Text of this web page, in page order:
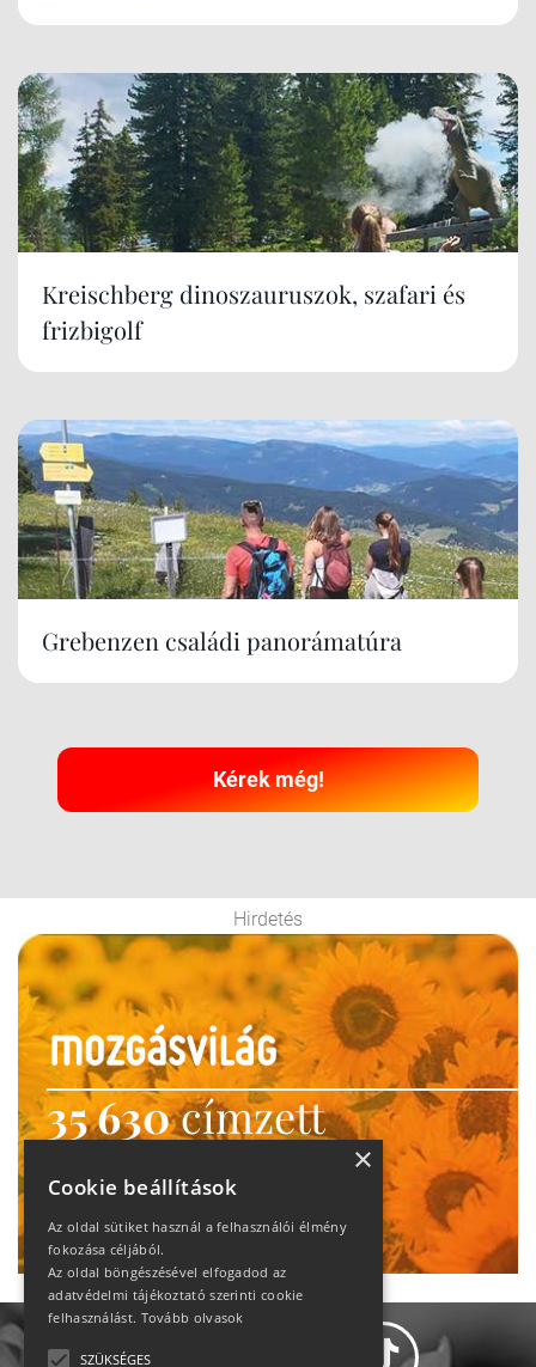
Kreischberg dinoszauruszok, szafari és
frizbigolf
Grebenzen családi panorámatúra
Kérek még!
Hirdetés
35 630címzett
heti motiváció
Ne maradj le!
×
Cookie beállítások
Az oldal sütiket használ a felhasználói élmény
fokozása céljából.
Az oldal böngészésével elfogadod az
adatvédelmi tájékoztató szerinti cookie
felhasználást. Tovább olvasok
SZÜKSÉGES